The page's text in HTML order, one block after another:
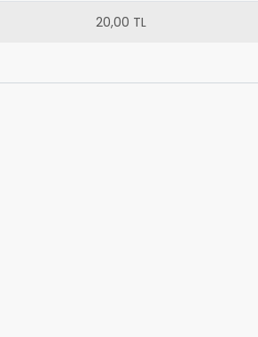
20,00 TL